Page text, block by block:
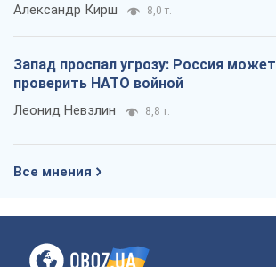
Александр Кирш 8,0 т.
Запад проспал угрозу: Россия может
проверить НАТО войной
Леонид Невзлин 8,8 т.
Все мнения